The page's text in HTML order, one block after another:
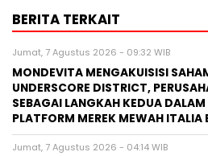
BERITA TERKAIT
Jumat, 7 Agustus 2026 - 09:32 WIB
MONDEVITA MENGAKUISISI
UNDERSCORE DISTRICT,
SEBAGAI LANGKAH KEDUA
PLATFORM MEREK MEWAH ITALIA
Jumat, 7 Agustus 2026 - 04:14 WIB